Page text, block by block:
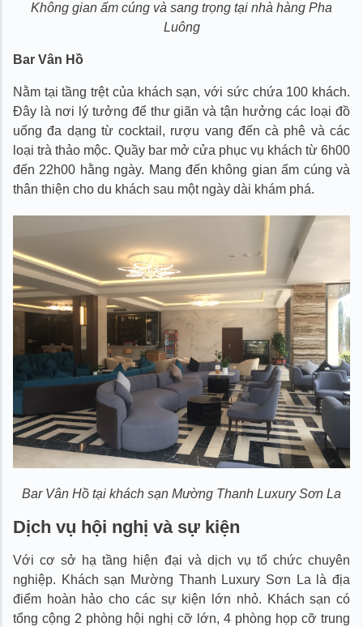
Không gian ấm cúng và sang trọng tại nhà hàng Pha
Luông
Bar Vân Hồ
Nằm tại tầng trệt của khách sạn, với sức chứa 100 khách.
Đây là nơi lý tưởng để thư giãn và tận hưởng các loại đồ
uống đa dạng từ cocktail, rượu vang đến cà phê và các
loại trà thảo mộc. Quầy bar mở cửa phục vụ khách từ 6h00
đến 22h00 hằng ngày. Mang đến không gian ấm cúng và
thân thiện cho du khách sau một ngày dài khám phá.
Bar Vân Hồ tại khách sạn Mường Thanh Luxury Sơn La
Dịch vụ hội nghị và sự kiện
Với cơ sở hạ tầng hiện đại và dịch vụ tổ chức chuyên
nghiệp. Khách sạn Mường Thanh Luxury Sơn La là địa
điểm hoàn hảo cho các sự kiện lớn nhỏ. Khách sạn có
tổng cộng 2 phòng hội nghị cỡ lớn, 4 phòng họp cỡ trung